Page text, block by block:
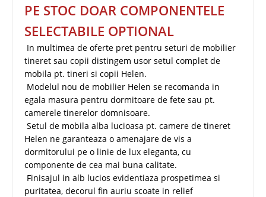
PE STOC DOAR COMPONENTELE
SELECTABILE OPTIONAL
In multimea de oferte pret pentru seturi de mobilier
tineret sau copii distingem usor setul complet de
mobila pt. tineri si copii Helen.
Modelul nou de mobilier Helen se recomanda in
egala masura pentru dormitoare de fete sau pt.
camerele tinerelor domnisoare.
Setul de mobila alba lucioasa pt. camere de tineret
Helen ne garanteaza o amenajare de vis a
dormitorului pe o linie de lux eleganta, cu
componente de cea mai buna calitate.
Finisajul in alb lucios evidentiaza prospetimea si
puritatea, decorul fin auriu scoate in relief